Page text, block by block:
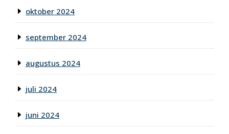
oktober 2024
september 2024
augustus 2024
juli 2024
juni 2024